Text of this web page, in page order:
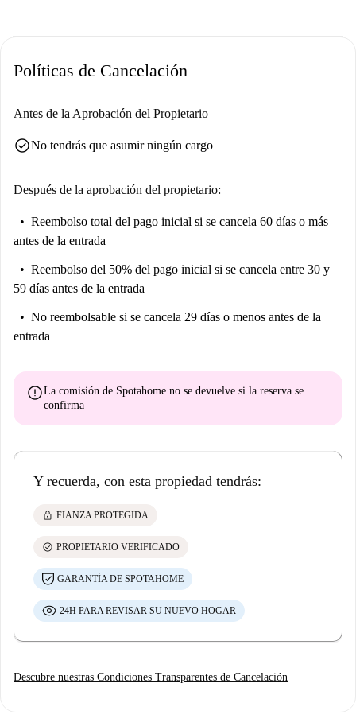
Políticas de Cancelación
Antes de la Aprobación del Propietario
check_circleNo tendrás que asumir ningún cargo
Después de la aprobación del propietario:
Reembolso total del pago inicial si se cancela 60 días o más
antes de la entrada
Reembolso del 50% del pago inicial si se cancela entre 30 y
59 días antes de la entrada
No reembolsable si se cancela 29 días o menos antes de la
entrada
errorLa comisión de Spotahome no se devuelve si la reserva se
confirma
Y recuerda, con esta propiedad tendrás:
lock FIANZA PROTEGIDA
check_circle PROPIETARIO VERIFICADO
GARANTÍA DE SPOTAHOME
24H PARA REVISAR SU NUEVO HOGAR
Descubre nuestras Condiciones Transparentes de Cancelación